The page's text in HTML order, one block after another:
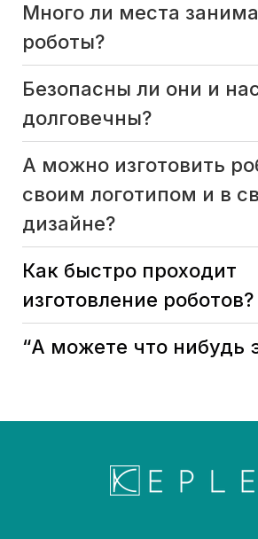
Много ли места
роботы?
Безопасны ли они и
долговечны?
А можно изготовить
своим логотипом и в
дизайне?
Как быстро проходит
изготовление роботов?
“А можете что нибудь